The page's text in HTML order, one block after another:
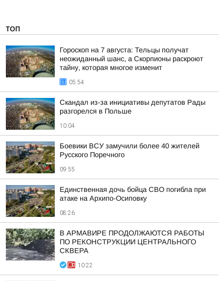
ТОП
Гороскоп на 7 августа: Тельцы получат
неожиданный шанс, а Скорпионы раскроют
тайну, которая многое изменит
05:54
Скандал из-за инициативы депутатов Рады
разгорелся в Польше
10:04
Боевики ВСУ замучили более 40 жителей
Русского Поречного
09:55
Единственная дочь бойца СВО погибла при
атаке на Архипо-Осиповку
08:26
В АРМАВИРЕ ПРОДОЛЖАЮТСЯ РАБОТЫ
ПО РЕКОНСТРУКЦИИ ЦЕНТРАЛЬНОГО
СКВЕРА
10:22